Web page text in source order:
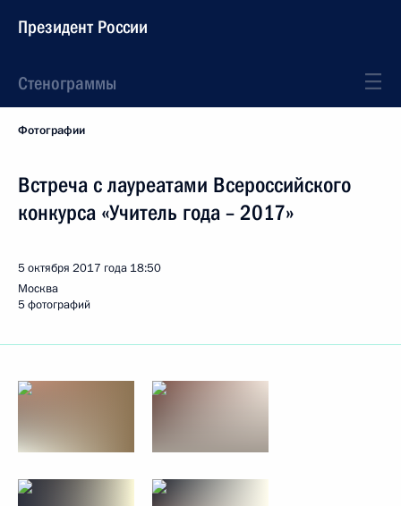
Президент России
Стенограммы
Фотографии
Встреча с лауреатами Всероссийского
конкурса «Учитель года – 2017»
5 октября 2017 года 18:50
Москва
5 фотографий